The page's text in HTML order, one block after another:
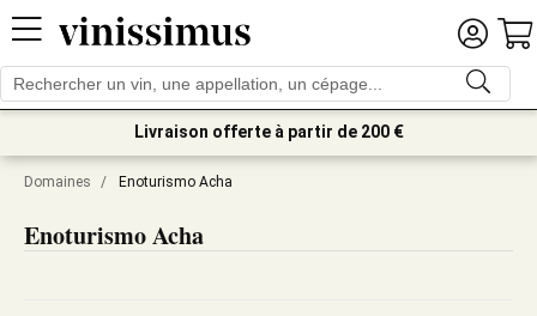
Livraison offerte à partir de 200 €
Domaines / Enoturismo Acha
Enoturismo Acha